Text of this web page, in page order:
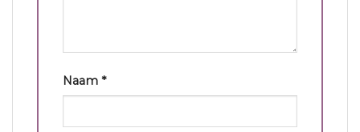
Naam *